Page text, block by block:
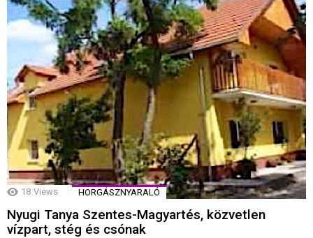
18 Views HORGÁSZNYARALÓ
Nyugi Tanya Szentes-Magyartés, közvetlen
vízpart, stég és csónak